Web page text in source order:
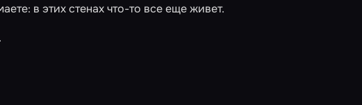
в этих стенах что-то все еще живет.